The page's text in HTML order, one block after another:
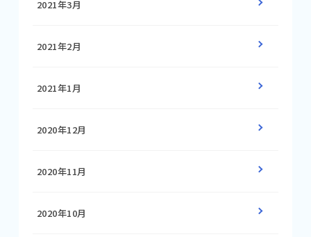
2021年3月
2021年2月
2021年1月
2020年12月
2020年11月
2020年10月